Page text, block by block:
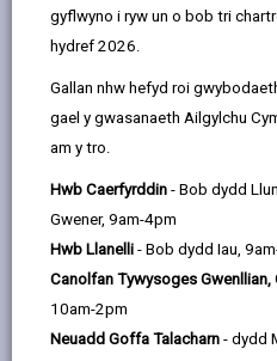
gyflwyno i ryw un o bob tri
hydref 2026.
Gallan nhw hefyd roi
gael y gwasanaeth Ailgylchu
am y tro.
Hwb Caerfyrddin - Bob dydd
Gwener, 9am-4pm
Hwb Llanelli - Bob dydd Iau,
Canolfan Tywysoges Gwenllian,
10am-2pm
Neuadd Goffa Talacharn - dydd
Strategaeth
Yn yr adran hon
Rhagair gan y
Davies
Cyflwyniad:
Cyflwyniad: